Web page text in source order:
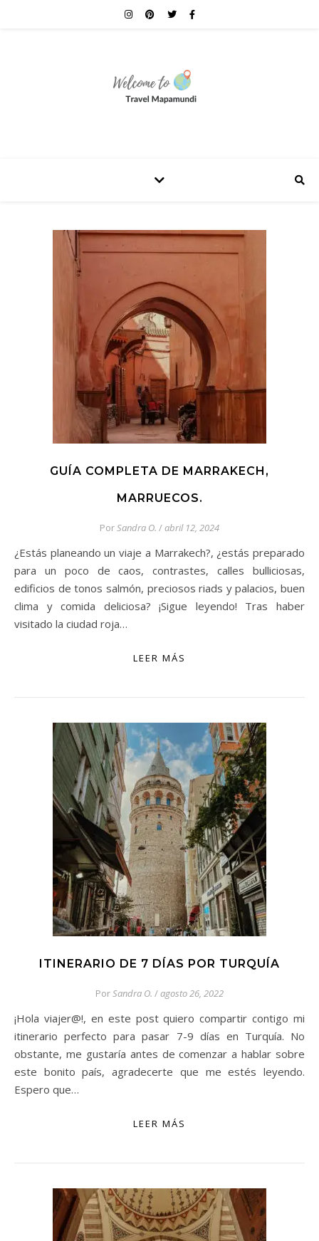
GUÍA COMPLETA DE MARRAKECH,
MARRUECOS.
PorSandra O. /abril 12, 2024
¿Estás planeando un viaje a Marrakech?, ¿estás preparado
para un poco de caos, contrastes, calles bulliciosas,
edificios de tonos salmón, preciosos riads y palacios, buen
clima y comida deliciosa? ¡Sigue leyendo! Tras haber
visitado la ciudad roja…
LEER MÁS
ITINERARIO DE 7 DÍAS POR TURQUÍA
PorSandra O. /agosto 26, 2022
¡Hola viajer@!, en este post quiero compartir contigo mi
itinerario perfecto para pasar 7-9 días en Turquía. No
obstante, me gustaría antes de comenzar a hablar sobre
este bonito país, agradecerte que me estés leyendo.
Espero que…
LEER MÁS